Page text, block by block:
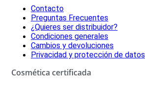
Contacto
Preguntas Frecuentes
¿Quieres ser distribuidor?
Condiciones generales
Cambios y devoluciones
Privacidad y protección de datos
Cosmética certificada